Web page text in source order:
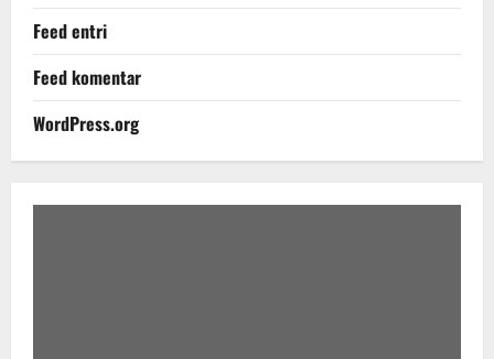
Feed entri
Feed komentar
WordPress.org